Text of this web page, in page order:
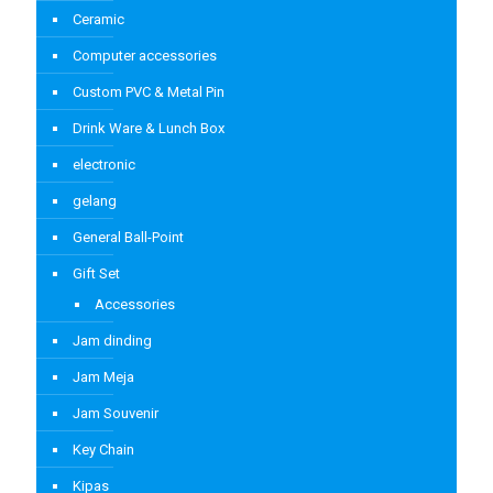
Ceramic
Computer accessories
Custom PVC & Metal Pin
Drink Ware & Lunch Box
electronic
gelang
General Ball-Point
Gift Set
Accessories
Jam dinding
Jam Meja
Jam Souvenir
Key Chain
Kipas